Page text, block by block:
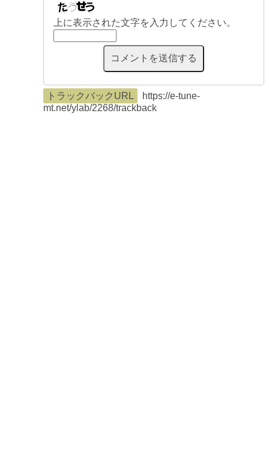
上に表示された文字を入力してください。
トラックバックURL
https://e-tune-
mt.net/ylab/2268/trackback